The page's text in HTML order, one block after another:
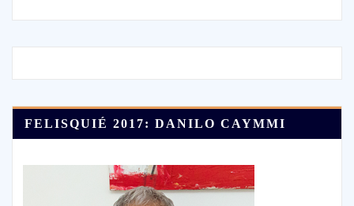
FELISQUIÉ 2017: DANILO CAYMMI